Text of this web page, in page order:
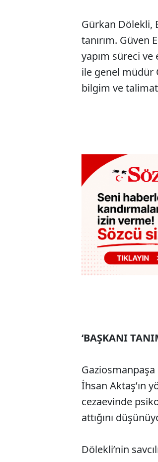
Gürkan Dölekli,
tanırım. Güven
yapım süreci
ile genel müdür
bilgim ve
‘BAŞKANI
Gaziosmanpaşa
İhsan Aktaş’ın
cezaevinde
attığını
Dölekli’nin